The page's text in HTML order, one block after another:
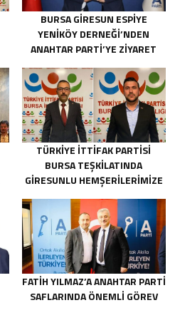
BURSA GIRESUN ESPIYE
YENIKÖY DERNEĞI’NDEN
ANAHTAR PARTI’YE ZIYARET
TÜRKIYE İTTIFAK PARTISI
BURSA TEŞKILATINDA
GIRESUNLU HEMŞERILERIMIZE
FATIH YILMAZ’A ANAHTAR PARTI
SAFLARINDA ÖNEMLI GÖREV